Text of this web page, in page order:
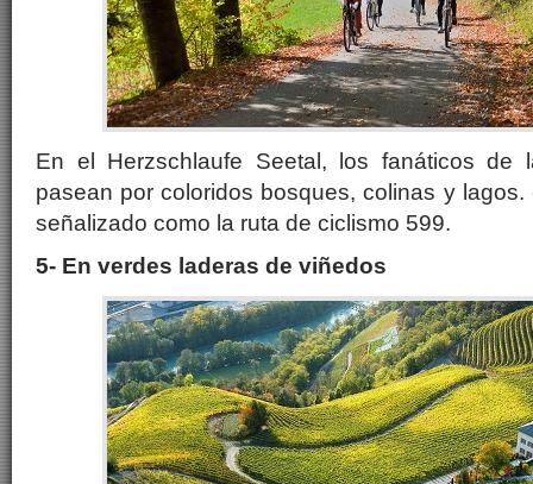
En el Herzschlaufe Seetal, los fanáticos de
pasean por coloridos bosques, colinas y
señalizado como la ruta de ciclismo 599.
5- En verdes laderas de viñedos